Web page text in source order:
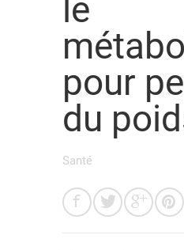
le
pour
du
Santé